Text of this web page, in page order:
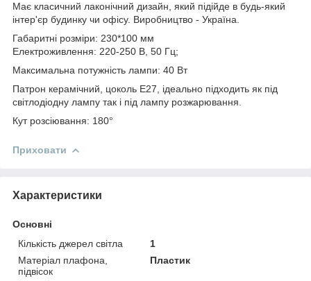
Має класичний лаконічний дизайн, який підійде в будь-який
інтер'єр будинку чи офісу. Виробництво - Україна.
Габаритні розміри: 230*100 мм
Електроживлення: 220-250 В, 50 Гц;
Максимальна потужність лампи: 40 Вт
Патрон керамічний, цоколь Е27, ідеально підходить як під
світлодіодну лампу так і під лампу розжарювання.
Кут розсіювання: 180°
Приховати
Характеристики
Основні
Кількість джерел світла
1
Матеріал плафона,
підвісок
Пластик